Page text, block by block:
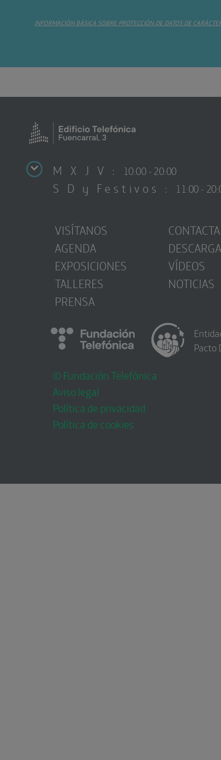
INFORMACIÓN BÁSICA SOBRE PROTECCIÓN DE DATOS DE
M X J V : 10:00 - 20:00
S D y Festivos : 11:00 -
VISÍTANOS
AGENDA
EXPOSICIONES
TALLERES
PRENSA
CONTACTA
VÍDEOS
NOTICIAS
© Fundación Telefónica
Aviso legal
Política de privacidad
Política de cookies
Pacto